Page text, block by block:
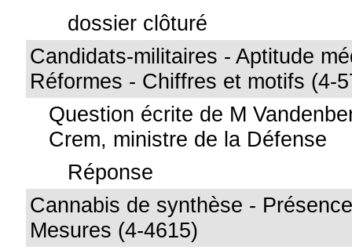
dossier clôturé
Candidats-militaires - Aptitude
Réformes - Chiffres et motifs (4-
Question écrite de M
Crem, ministre de la Défense
Réponse
Cannabis de synthèse -
Mesures (4-4615)